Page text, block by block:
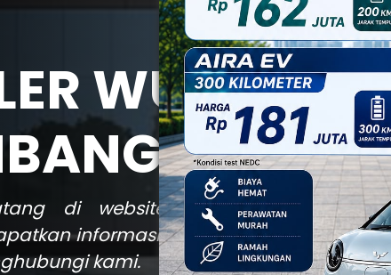
WULING
di website resmi wuling motors
informasi harga dan promo hanya
kami.